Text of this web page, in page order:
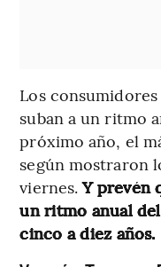
Los
suban a un ritmo
próximo año, el
según mostraron
viernes.Y prevén
un ritmo anual
cinco a diez años.